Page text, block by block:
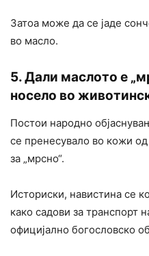
Затоа може да се јаде
во масло.
5. Дали маслото е
носело во
Постои народно
се пренесувало во кожи
за „мрсно“.
Историски, навистина се
како садови за транспорт
официјално богословско